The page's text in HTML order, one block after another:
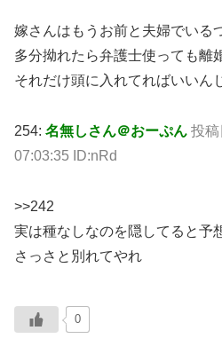
嫁さんはもうお前と夫婦でいる
多分拗れたら弁護士使っても離
それだけ頭に入れてればいいん
254: 名無しさん＠おーぷん 投
07:03:35 ID:nRd
>>242
実は種なしなのを隠してると予
さっさと別れてやれ
0